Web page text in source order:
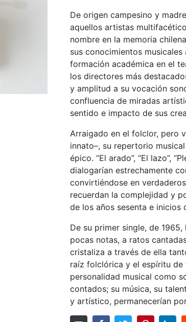
De origen campesino y
aquellos artistas
nombre en la memoria
sus conocimientos
formación académica en el
los directores más
y amplitud a su vocación
confluencia de miradas
sentido e impacto de sus
Arraigado en el folclor, pero
innato–, su repertorio
épico. “El arado”, “El lazo”,
dialogarían estrechamente
convirtiéndose en
recuerdan la complejidad y
de los años sesenta e inicios
De su primer single, de
pocas notas, a ratos
cristaliza a través de ella
raíz folclórica y el espíritu de
personalidad musical como
contados; su música, su
y artístico, permanecerían